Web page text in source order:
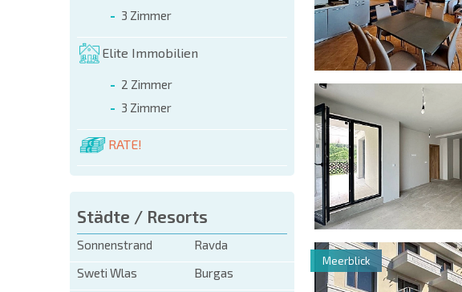
3 Zimmer
Elite Immobilien
2 Zimmer
3 Zimmer
RATE!
Städte / Resorts
Sonnenstrand
Ravda
Sweti Wlas
Burgas
Meerblick